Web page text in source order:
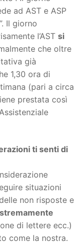
ad AST e ASP
Il giorno
l’AST si
che oltre
già
1,30 ora di
(pari a circa
prestata così
ti senti di
situazioni
non risposte e
di lettere ecc.)
come la nostra.